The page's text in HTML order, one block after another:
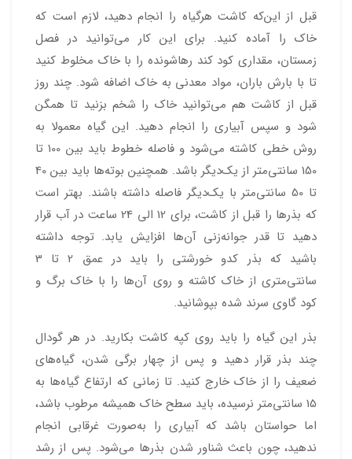
قبل از این‌که کاشت هرگیاه را انجام دهید، لازم است که
خاک را آماده کنید. برای این کار می‌توانید در فصل
زمستان، مقداری کود کند رهاشونده را با خاک مخلوط کنید
تا با بارش باران، مواد معدنی به خاک اضافه شود. چند روز
قبل از کاشت هم می‌توانید خاک را شخم بزنید تا همگن
شود و سپس آبیاری را انجام دهید. این گیاه معمولا به
روش خطی کاشته می‌شود و فاصله خطوط باید بین 100 تا
150 سانتی‌متر از یک‌دیگر باشد. همچنین بوته‌ها باید بین 40
تا 50 سانتی‌متر با یک‌دیگر فاصله داشته باشند. بهتر است
که بذرها را قبل از کاشت، برای 12 الی 24 ساعت در آب قرار
دهید تا قدر جوانه‌زنی آن‌ها افزایش یابد. توجه داشته
باشید که بذر کدو خورشتی را باید در عمق 2 تا 3
سانتی‌متری از خاک کاشته و روی آن‌ها را با خاک برگ و
کود گاوی سرند شده بپوشانید.
بذر این گیاه را باید روی کپه کاشت بکارید. در هر گودال
چند بذر قرار دهید و پس از چهار برگی شدن، گیاه‌های
ضعیف را از خاک خارج کنید. تا زمانی که ارتفاع گیاه‌ها به
15 سانتی‌متر نرسیده، باید سطح خاک همیشه مرطوب باشد،
اما حواستان باشد که آبیاری را به‌صورت غرقابی انجام
ندهید، چون باعث شناور شدن بذرها می‌شود. پس از رشد